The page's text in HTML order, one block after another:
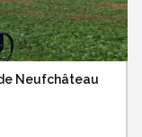
Neufchâteau